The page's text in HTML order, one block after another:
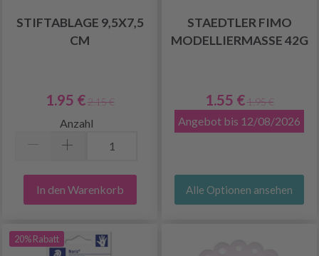
STIFTABLAGE 9,5X7,5
CM
1.95 € 2.15 €
Anzahl
In den Warenkorb
STAEDTLER FIMO
MODELLIERMASSE 42G
1.55 € 1.95 €
Angebot bis 12/08/2026
Alle Optionen ansehen
20% Rabatt